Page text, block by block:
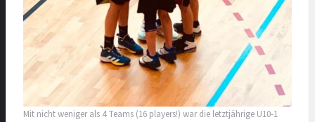
Mit nicht weniger als 4 Teams (16 players!) war die letztjährige U10-1